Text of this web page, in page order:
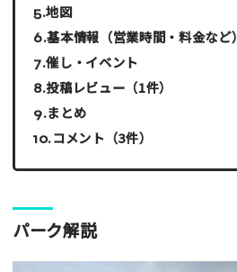
地図
基本情報（営業時間・料金など）
催し・イベント
投稿レビュー（1件）
まとめ
コメント（3件）
パーク解説